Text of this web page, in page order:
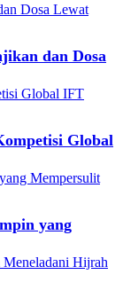
dan Dosa
Global
yang